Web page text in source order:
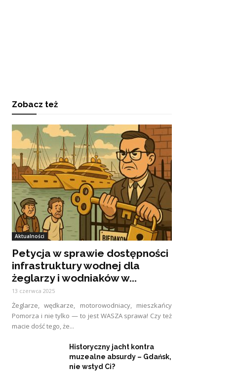
Zobacz też
Aktualności
Petycja w sprawie dostępności
infrastruktury wodnej dla
żeglarzy i wodniaków w...
13 czerwca 2025
Żeglarze, wędkarze, motorowodniacy, mieszkańcy
Pomorza i nie tylko — to jest WASZA sprawa! Czy też
macie dość tego, że...
Historyczny jacht kontra
muzealne absurdy – Gdańsk,
nie wstyd Ci?